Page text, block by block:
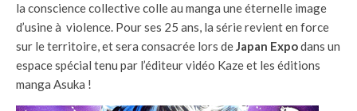
la conscience collective colle au manga une éternelle image
d’usine à violence. Pour ses 25 ans, la série revient en force
sur le territoire, et sera consacrée lors deJapan Expodans un
espace spécial tenu par l’éditeur vidéo Kaze et les éditions
manga Asuka !